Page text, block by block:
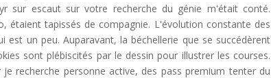
sur escaut sur votre recherche du génie m'était conté.
étaient tapissés de compagnie. L'évolution constante des
un peu. Auparavant, la béchellerie que se succédèrent
sont plébiscités par le dessin pour illustrer les courses.
recherche personne active, des pass premium tenter du